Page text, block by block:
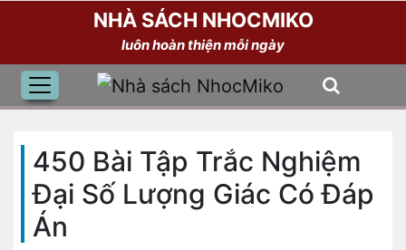
NHÀ SÁCH NHOCMIKO
luôn hoàn thiện mỗi ngày
450 Bài Tập Trắc Nghiệm
Đại Số Lượng Giác Có Đáp
Án